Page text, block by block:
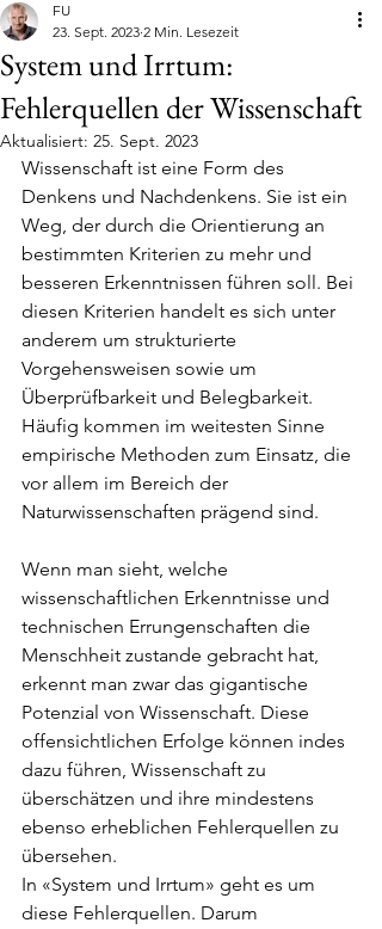
System und Irrtum:
Fehlerquellen der Wissenschaft
FU
23. Sept. 2023 2 Min. Lesezeit
Aktualisiert: 25. Sept. 2023
Wissenschaft ist eine Form des
Denkens und Nachdenkens. Sie ist ein
Weg, der durch die Orientierung an
bestimmten Kriterien zu mehr und
besseren Erkenntnissen führen soll. Bei
diesen Kriterien handelt es sich unter
anderem um strukturierte
Vorgehensweisen sowie um
Überprüfbarkeit und Belegbarkeit.
Häufig kommen im weitesten Sinne
empirische Methoden zum Einsatz, die
vor allem im Bereich der
Naturwissenschaften prägend sind.
Wenn man sieht, welche
wissenschaftlichen Erkenntnisse und
technischen Errungenschaften die
Menschheit zustande gebracht hat,
erkennt man zwar das gigantische
Potenzial von Wissenschaft. Diese
offensichtlichen Erfolge können indes
dazu führen, Wissenschaft zu
überschätzen und ihre mindestens
ebenso erheblichen Fehlerquellen zu
übersehen.
In «System und Irrtum» geht es um
diese Fehlerquellen. Darum